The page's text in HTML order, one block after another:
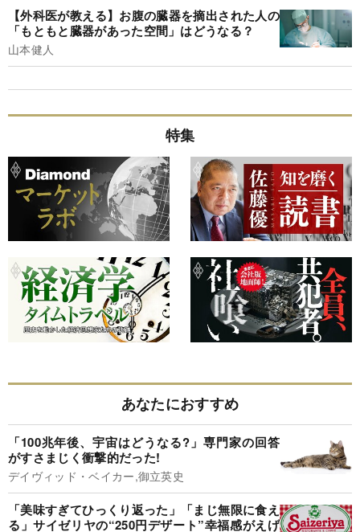
【外科医が教える】お腹の臓器を摘出された人の
「もともと臓器があった空間」はどうなる？
山本健人
特集
あなたにおすすめ
「100兆年後、宇宙はどうなる?」専門家の回答
がすさまじく衝撃的だった!
デイヴィッド・ベイカー,御立英史
「美味すぎてひっくり返った」「まじ無限に食え
る」サイゼリヤの“250円デザート”幸福感がえげ